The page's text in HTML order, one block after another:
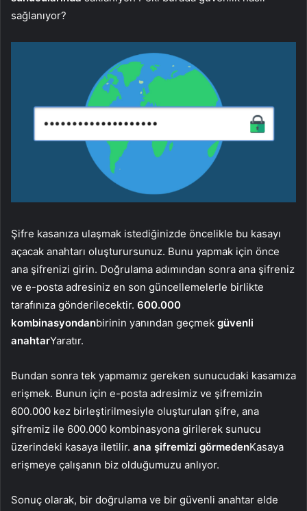
sağlanıyor?
Şifre kasanıza ulaşmak istediğinizde öncelikle bu kasayı
açacak anahtarı oluşturursunuz. Bunu yapmak için önce
ana şifrenizi girin. Doğrulama adımından sonra ana şifreniz
ve e-posta adresiniz en son güncellemelerle birlikte
tarafınıza gönderilecektir. 600.000
kombinasyondanbirinin yanından geçmek güvenli
anahtarYaratır.
Bundan sonra tek yapmamız gereken sunucudaki kasamıza
erişmek. Bunun için e-posta adresimiz ve şifremizin
600.000 kez birleştirilmesiyle oluşturulan şifre, ana
şifremiz ile 600.000 kombinasyona girilerek sunucu
üzerindeki kasaya iletilir. ana şifremizi görmedenKasaya
erişmeye çalışanın biz olduğumuzu anlıyor.
Sonuç olarak, bir doğrulama ve bir güvenli anahtar elde